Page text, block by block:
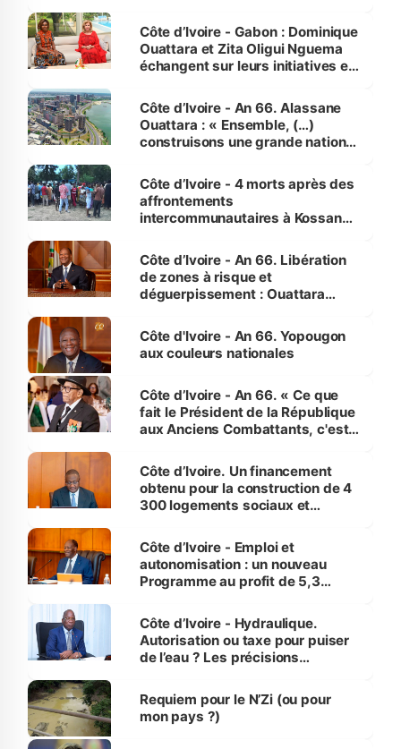
Côte d’Ivoire - Gabon : Dominique
Ouattara et Zita Oligui Nguema
échangent sur leurs initiatives en
enfants
Côte d’Ivoire - An 66. Alassane
Ouattara : « Ensemble, (…)
construisons une grande nation
générations futures »
Côte d’Ivoire - 4 morts après des
affrontements
intercommunautaires à Kossandji
milieu des sinistrés
Côte d’Ivoire - An 66. Libération
de zones à risque et
déguerpissement : Ouattara
l'Etat de droit pour préserver les
vies humaines »
Côte d'Ivoire - An 66. Yopougon
aux couleurs nationales
Côte d’Ivoire - An 66. « Ce que
fait le Président de la République
aux Anciens Combattants, c'est
Côte d’Ivoire. Un financement
obtenu pour la construction de 4
300 logements sociaux et
et Yamoussoukro
Côte d’Ivoire - Emploi et
autonomisation : un nouveau
Programme au profit de 5,3
Côte d’Ivoire - Hydraulique.
Autorisation ou taxe pour puiser
de l’eau ? Les précisions
Requiem pour le N’Zi (ou pour
mon pays ?)